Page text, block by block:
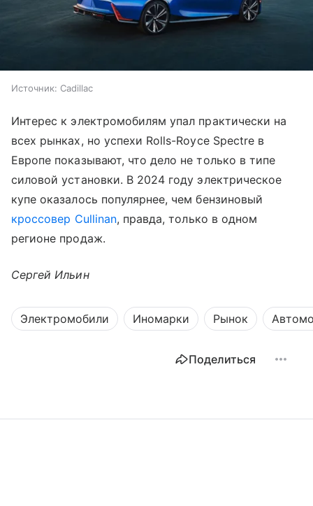
Источник: Cadillac
Интерес к электромобилям упал практически на
всех рынках, но успехи Rolls-Royce Spectre в
Европе показывают, что дело не только в типе
силовой установки. В 2024 году электрическое
купе оказалось популярнее, чем бензиновый
кроссовер Cullinan, правда, только в одном
регионе продаж.
Сергей Ильин
Электромобили Иномарки Рынок
Поделиться